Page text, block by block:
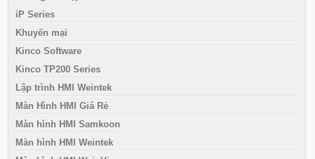
iP Series
Khuyến mại
Kinco Software
Kinco TP200 Series
Lập trình HMI Weintek
Màn Hình HMI Giá Rẻ
Màn hình HMI Samkoon
Màn hình HMI Weintek